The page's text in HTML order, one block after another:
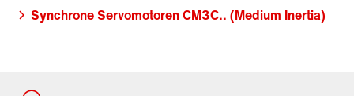
Synchrone Servomotoren CM3C.. (Medium Inertia)